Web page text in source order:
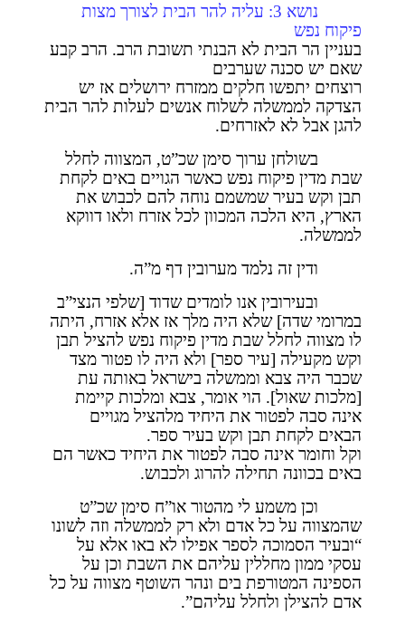
נושא 3: עליה להר הבית לצורך מצות
פיקוח נפש
בעניין הר הבית לא הבנתי תשובת הרב. הרב קבע
שאם יש סכנה שערבים
רוצחים יתפשו חלקים ממזרח ירושלים אז יש
הצדקה לממשלה לשלוח אנשים לעלות להר הבית
להגן אבל לא לאזרחים.
בשולחן ערוך סימן שכ”ט, המצווה לחלל
שבת מדין פיקוח נפש כאשר הגויים באים לקחת
תבן וקש בעיר שמשמם נוחה להם לכבוש את
הארץ, היא הלכה המכוון לכל אזרח ולאו דווקא
לממשלה.
ודין זה נלמד מערובין דף מ”ה.
ובעירובין אנו לומדים שדוד [שלפי הנצי”ב
במרומי שדה] שלא היה מלך אז אלא אזרח, היתה
לו מצווה לחלל שבת מדין פיקוח נפש להציל תבן
וקש מקעילה [עיר ספר] ולא היה לו פטור מצד
שכבר היה צבא וממשלה בישראל באותה עת
[מלכות שאול]. הוי אומר, צבא ומלכות קיימת
אינה סבה לפטור את היחיד מלהציל מגויים
הבאים לקחת תבן וקש בעיר ספר.
וקל וחומר אינה סבה לפטור את היחיד כאשר הם
באים בכוונה תחילה להרוג ולכבוש.
וכן משמע לי מהטור או”ח סימן שכ”ט
שהמצווה על כל אדם ולא רק לממשלה וזה לשונו
“ובעיר הסמוכה לספר אפילו לא באו אלא על
עסקי ממון מחללין עליהם את השבת וכן על
הספינה המטורפת בים ונהר השוטף מצווה על כל
אדם להצילן ולחלל עליהם”.